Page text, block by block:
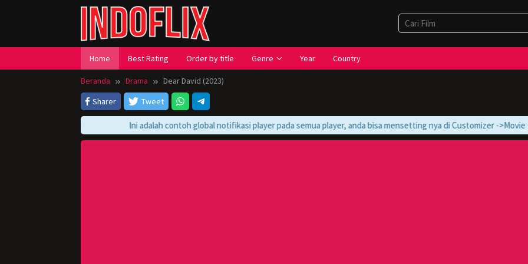
Home Best Rating Order by title Genre Year Country
Beranda Drama
Dear David (2023)
Sharer
Tweet
Ini adalah contoh global notifikasi player pada semua player, anda bisa mensetting nya di Customizer ->Movie ->